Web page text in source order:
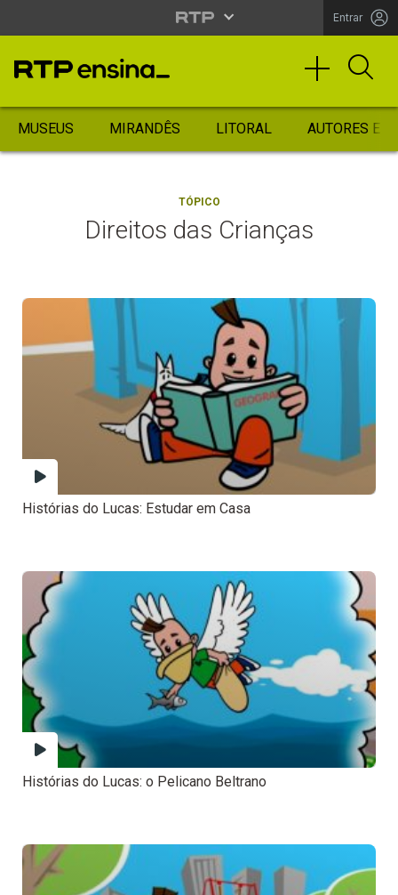
Entrar
MUSEUS MIRANDÊS LITORAL AUTORES
TÓPICO
Direitos das Crianças
Histórias do Lucas: Estudar em Casa
Histórias do Lucas: o Pelicano Beltrano